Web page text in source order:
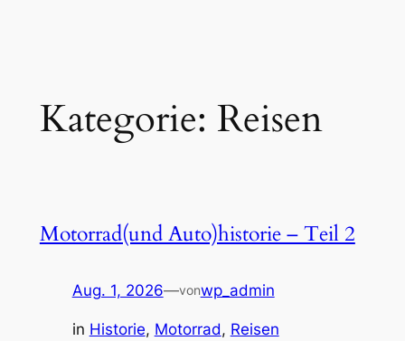
Kategorie: Reisen
Motorrad(und Auto)historie – Teil 2
Aug. 1, 2026—vonwp_admin
in Historie, Motorrad, Reisen